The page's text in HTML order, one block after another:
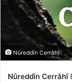
Nûreddîn Cerrâhî
Nûreddîn Cerrâhî